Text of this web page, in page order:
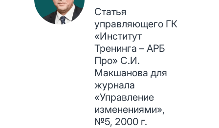
Статья
управляющего ГК
«Институт
Тренинга – АРБ
Про» С.И.
Макшанова для
журнала
«Управление
изменениями»,
№5, 2000 г.